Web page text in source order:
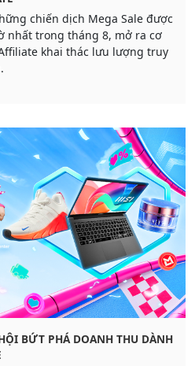
chiến dịch Mega Sale được
nhất trong tháng 8, mở ra cơ
khai thác lưu lượng truy
BỨT PHÁ DOANH THU DÀNH